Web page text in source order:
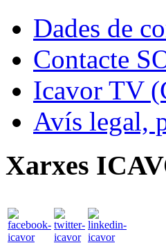
Dades de
Contacte
Icavor TV
Avís legal,
Xarxes